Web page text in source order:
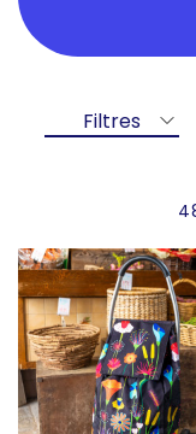
Filtres